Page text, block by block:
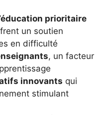
prioritaire
un soutien
en difficulté
, un facteur
innovants qui
stimulant